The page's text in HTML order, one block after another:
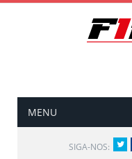
MENU
SIGA-NOS: